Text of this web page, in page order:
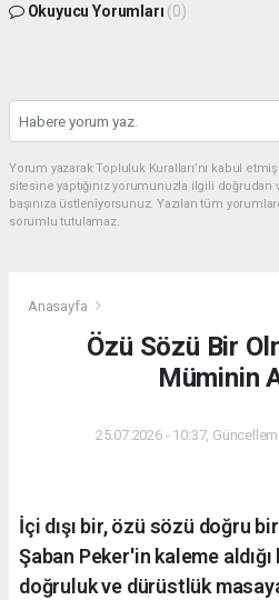
Okuyucu Yorumları (0)
Yorum yazarak Topluluk Kuralları’nı kabul
sitesine yaptığınız yorumunuzla ilgili
başınıza üstleniyorsunuz. Yazılan tüm
sorumlu tutulamaz.
Anasayfa
Özü Sözü Bir
Müminin
25.07.2026 - 10:37,
İçi dışı bir, özü sözü doğru
Şaban Peker'in kaleme aldığı
doğruluk ve dürüstlük